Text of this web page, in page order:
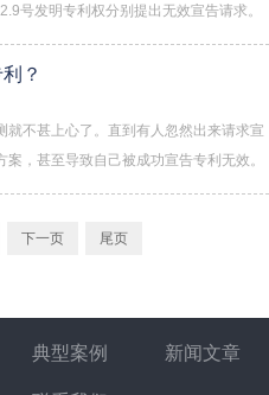
号发明专利权分别提出无效宣告请求。
于电动平衡车领域的基础性专利。
？
不甚上心了。直到有人忽然出来请求宣
，甚至导致自己被成功宣告专利无效。
不认识也没有交集更谈不上“结仇”的陌
下一页 尾页
典型案例 新闻文章